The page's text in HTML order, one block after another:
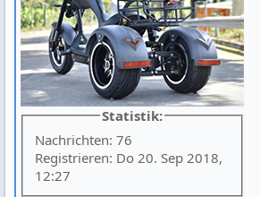
Statistik:
Nachrichten: 76
Registrieren: Do 20. Sep 2018,
12:27